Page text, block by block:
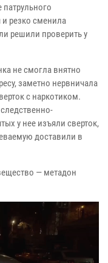
и резко сменила
решили проверить у
не смогла внятно
заметно нервничала
с наркотиком.
у нее изъяли сверток,
доставили в
— метадон